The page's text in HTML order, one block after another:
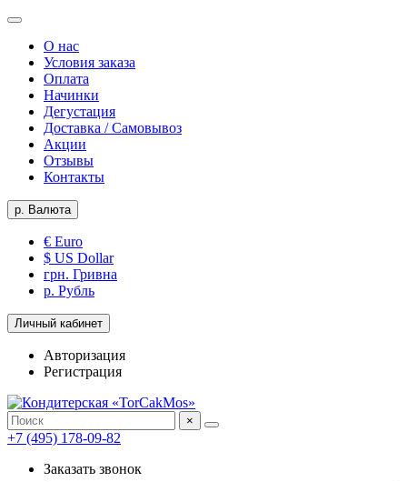
О нас
Условия заказа
Оплата
Начинки
Дегустация
Доставка / Самовывоз
Акции
Отзывы
Контакты
р. Валюта
€ Euro
$ US Dollar
грн. Гривна
р. Рубль
Личный кабинет
Авторизация
Регистрация
×
+7 (495) 178-09-82
Заказать звонок